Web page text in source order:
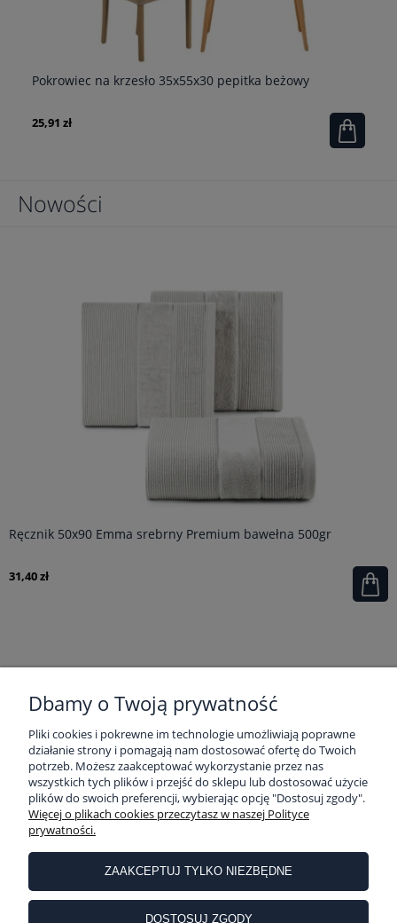
Pokrowiec na krzesło 35x55x30 pepitka beżowy
25,91 zł
Nowości
Ręcznik 50x90 Emma srebrny Premium bawełna 500gr
31,40 zł
MOJE KONTO
PŁATNOŚCI I DOSTAWA
INFORMACJE
Dbamy o Twoją prywatność
Pliki cookies i pokrewne im technologie umożliwiają poprawne
działanie strony i pomagają nam dostosować ofertę do Twoich
potrzeb. Możesz zaakceptować wykorzystanie przez nas
wszystkich tych plików i przejść do sklepu lub dostosować użycie
plików do swoich preferencji, wybierając opcję "Dostosuj zgody".
Więcej o plikach cookies przeczytasz w naszej Polityce
prywatności.
ZAAKCEPTUJ TYLKO NIEZBĘDNE
DOSTOSUJ ZGODY